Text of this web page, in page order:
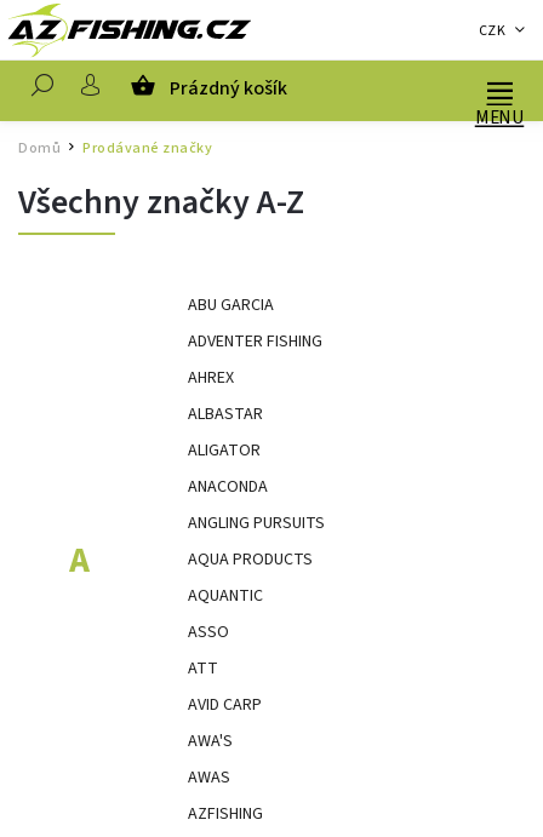
CZK
Prázdný košík
Domů / Prodávané značky
Všechny značky A-Z
A
ABU GARCIA
ADVENTER FISHING
AHREX
ALBASTAR
ALIGATOR
ANACONDA
ANGLING PURSUITS
AQUA PRODUCTS
AQUANTIC
ASSO
ATT
AVID CARP
AWA'S
AWAS
AZFISHING